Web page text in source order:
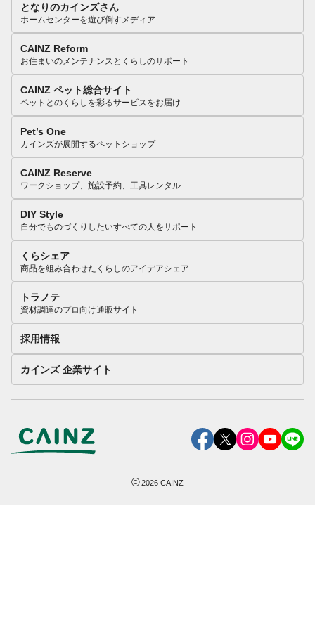
となりのカインズさん
ホームセンターを遊び倒すメディア
CAINZ Reform
お住まいのメンテナンスとくらしのサポート
CAINZ ペット総合サイト
ペットとのくらしを彩るサービスをお届け
Pet’s One
カインズが展開するペットショップ
CAINZ Reserve
ワークショップ、施設予約、工具レンタル
DIY Style
自分でものづくりしたいすべての人をサポート
くらシェア
商品を組み合わせたくらしのアイデアシェア
トラノテ
資材調達のプロ向け通販サイト
採用情報
カインズ 企業サイト
©2026 CAINZ